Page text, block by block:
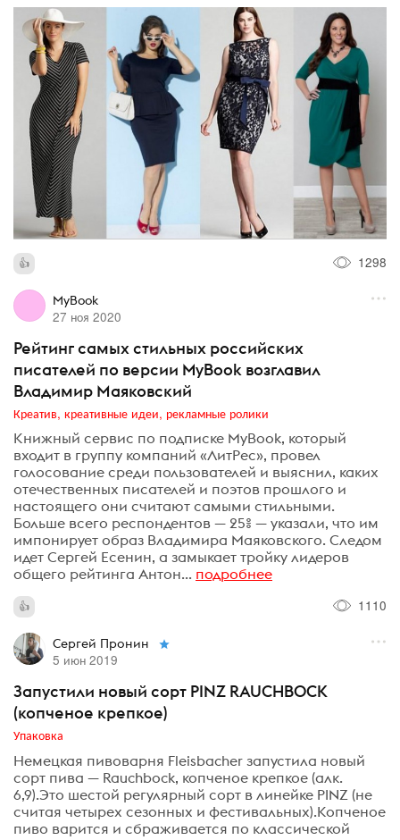
1298
MyBook
27 ноя 2020
Рейтинг самых стильных российских
писателей по версии MyBook возглавил
Владимир Маяковский
Креатив, креативные идеи, рекламные ролики
Книжный сервис по подписке MyBook, который
входит в группу компаний «ЛитРес», провел
голосование среди пользователей и выяснил, каких
отечественных писателей и поэтов прошлого и
настоящего они считают самыми стильными.
Больше всего респондентов — 25% — указали, что им
импонирует образ Владимира Маяковского. Следом
идет Сергей Есенин, а замыкает тройку лидеров
общего рейтинга Антон... подробнее
1110
Сергей Пронин
5 июн 2019
Запустили новый сорт PINZ RAUCHBOCK
(копченое крепкое)
Упаковка
Немецкая пивоварня Fleisbacher запустила новый
сорт пива — Rauchbock, копченое крепкое (алк.
6,9).Это шестой регулярный сорт в линейке PINZ (не
считая четырех сезонных и фестивальных).Копченое
пиво варится и сбраживается по классической